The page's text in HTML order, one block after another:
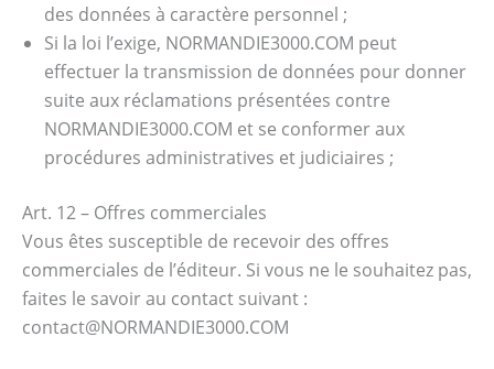
des données à caractère personnel ;
Si la loi l’exige, NORMANDIE3000.COM peut
effectuer la transmission de données pour donner
suite aux réclamations présentées contre
NORMANDIE3000.COM et se conformer aux
procédures administratives et judiciaires ;
Art. 12 – Offres commerciales
Vous êtes susceptible de recevoir des offres
commerciales de l’éditeur. Si vous ne le souhaitez pas,
faites le savoir au contact suivant :
contact@NORMANDIE3000.COM